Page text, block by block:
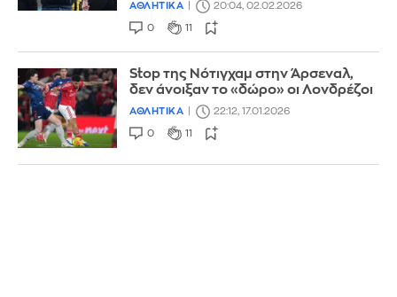
ΑΘΛΗΤΙΚΑ 20:04, 02.02.2026
0 11
Stop της Νότιγχαμ στην Άρσεναλ,
δεν άνοιξαν το «δώρο» οι Λονδρέζοι
ΑΘΛΗΤΙΚΑ 22:12, 17.01.2026
0 11